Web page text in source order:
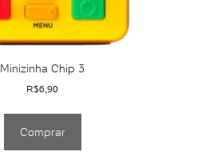
Minizinha Chip 3
R$6,90
Comprar